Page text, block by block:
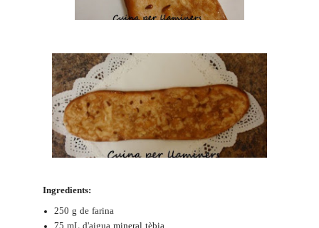
Ingredients:
250 g de farina